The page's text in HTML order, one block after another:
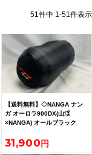
51件中 1-51件表示
【送料無料】◇NANGA ナン
ガ オーロラ900DX(山渓
×NANGA) オールブラック
31,900